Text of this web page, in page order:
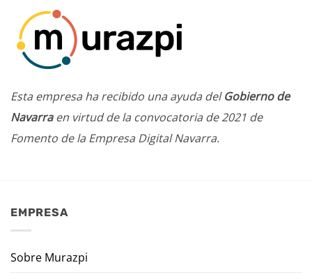
Esta empresa ha recibido una ayuda delGobierno de
Navarraen virtud de la convocatoria de 2021 de
Fomento de la Empresa Digital Navarra.
EMPRESA
Sobre Murazpi